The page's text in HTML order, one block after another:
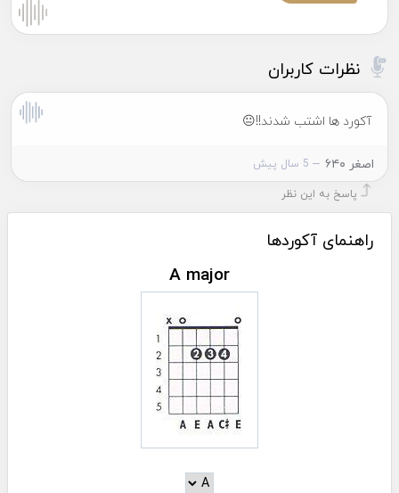
نظرات کاربران
آکورد ها اشتب شدند!!😐
اصغر ۶۴۰
پاسخ به این نظر
راهنمای آکوردها
A major